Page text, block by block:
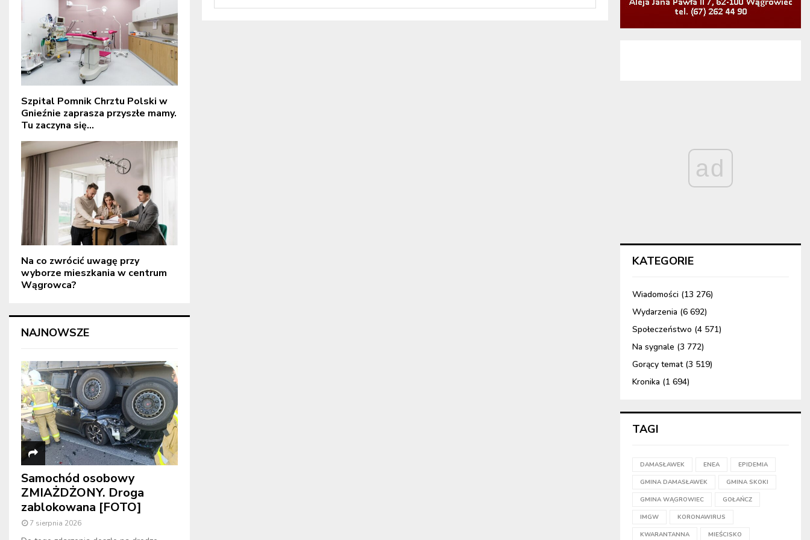
Szpital Pomnik Chrztu Polski w
Gnieźnie zaprasza przyszłe mamy.
Tu zaczyna się...
Na co zwrócić uwagę przy
wyborze mieszkania w centrum
Wągrowca?
NAJNOWSZE
Samochód osobowy
ZMIAŻDŻONY. Droga
zablokowana [FOTO]
7 sierpnia 2026
ad
KATEGORIE
Wiadomości (13 276)
Wydarzenia (6 692)
Społeczeństwo (4 571)
Na sygnale (3 772)
Gorący temat(3 519)
Kronika (1 694)
TAGI
DAMASŁAWEK ENEA EPIDEMIA
GMINA DAMASŁAWEK GMINA SKOKI
GMINA WĄGROWIEC GOŁAŃCZ
IMGW KORONAWIRUS
KWARANTANNA MIEŚCISKO